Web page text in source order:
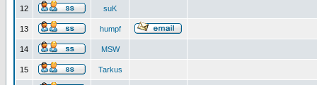
12 suK
13 humpf
14 MSW
15 Tarkus